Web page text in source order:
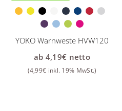
YOKO Warnweste HVW120
ab 4,19€ netto
(4,99€ inkl. 19% MwSt.)